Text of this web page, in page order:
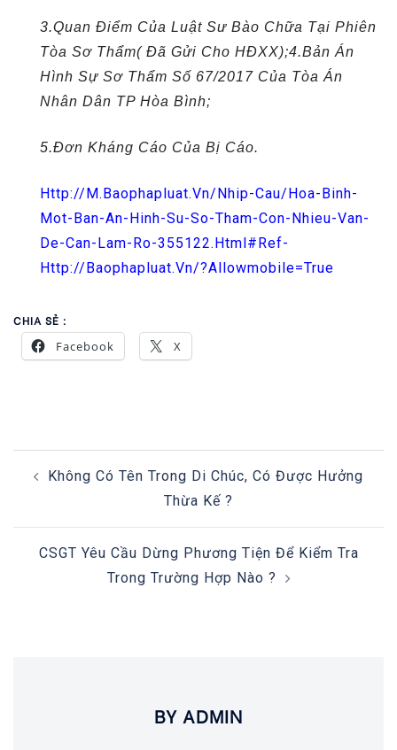
3.Quan Điểm Của Luật Sư Bào Chữa Tại Phiên
Tòa Sơ Thẩm( Đã Gửi Cho HĐXX);4.Bản Án
Hình Sự Sơ Thẩm Số 67/2017 Của Tòa Án
Nhân Dân TP Hòa Bình;
5.Đơn Kháng Cáo Của Bị Cáo.
Http://m.baophapluat.vn/nhip-Cau/hoa-Binh-
Mot-Ban-An-Hinh-Su-So-Tham-Con-Nhieu-Van-
De-Can-Lam-Ro-355122.html#ref-
Http://baophapluat.vn/?allowmobile=true
CHIA SẺ :
Facebook X
POSTKhông Có Tên Trong Di Chúc, Có Được Hưởng
Thừa Kế ?
CSGT Yêu Cầu Dừng Phương Tiện Để Kiểm Tra
Trong Trường Hợp Nào ?
BY ADMIN